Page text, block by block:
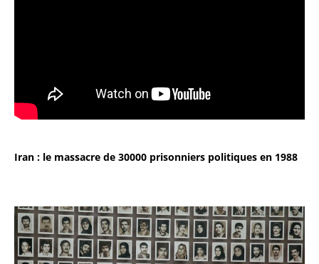
Iran : le massacre de 30000 prisonniers politiques en 1988